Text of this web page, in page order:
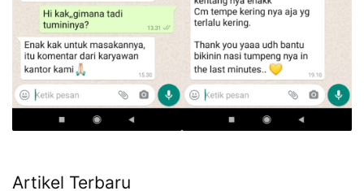
Artikel Terbaru